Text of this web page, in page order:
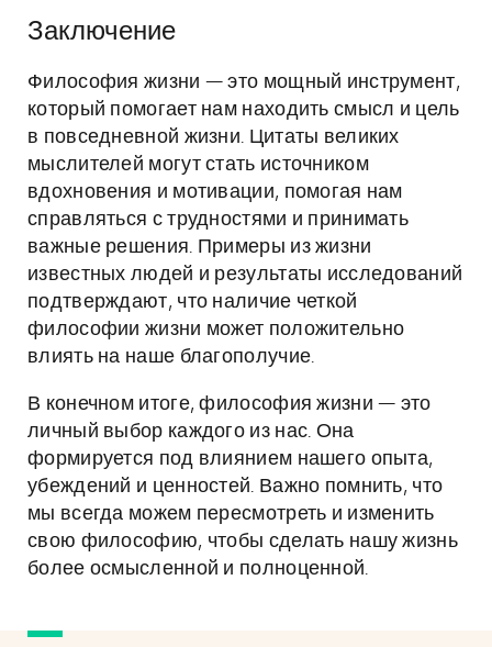
Заключение
Философия жизни — это мощный инструмент,
который помогает нам находить смысл и цель
в повседневной жизни. Цитаты великих
мыслителей могут стать источником
вдохновения и мотивации, помогая нам
справляться с трудностями и принимать
важные решения. Примеры из жизни
известных людей и результаты исследований
подтверждают, что наличие четкой
философии жизни может положительно
влиять на наше благополучие.
В конечном итоге, философия жизни — это
личный выбор каждого из нас. Она
формируется под влиянием нашего опыта,
убеждений и ценностей. Важно помнить, что
мы всегда можем пересмотреть и изменить
свою философию, чтобы сделать нашу жизнь
более осмысленной и полноценной.